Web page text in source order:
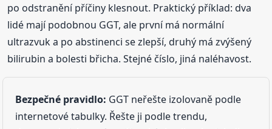
po odstranění příčiny klesnout. Praktický příklad: dva
lidé mají podobnou GGT, ale první má normální
ultrazvuk a po abstinenci se zlepší, druhý má zvýšený
bilirubin a bolesti břicha. Stejné číslo, jiná naléhavost.
Bezpečné pravidlo: GGT neřešte izolovaně podle
internetové tabulky. Řešte ji podle trendu,